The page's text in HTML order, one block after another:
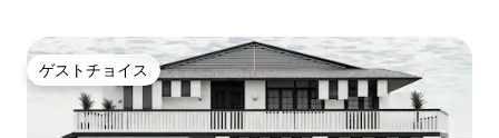
ゲストチョイス
ゲストチョイス